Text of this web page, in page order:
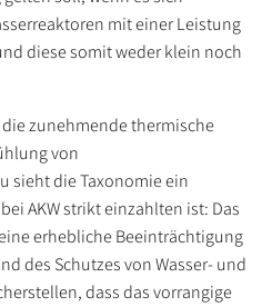
mit einer Leistung
diese somit weder klein noch
zunehmende thermische
von
sieht die Taxonomie ein
AKW strikt einzahlten ist: Das
erhebliche Beeinträchtigung
des Schutzes von Wasser- und
dass das vorrangige